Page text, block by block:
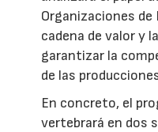
Organizaciones de
cadena de valor y
garantizar la
de las
En concreto, el
vertebrará en dos